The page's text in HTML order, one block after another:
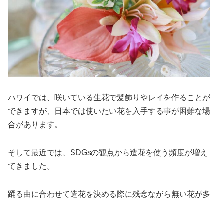
ハワイでは、咲いている生花で髪飾りやレイを作ることが
できますが、日本では使いたい花を入手する事が困難な場
合があります。
そして最近では、SDGsの観点から造花を使う頻度が増え
てきました。
踊る曲に合わせて造花を決める際に残念ながら無い花が多